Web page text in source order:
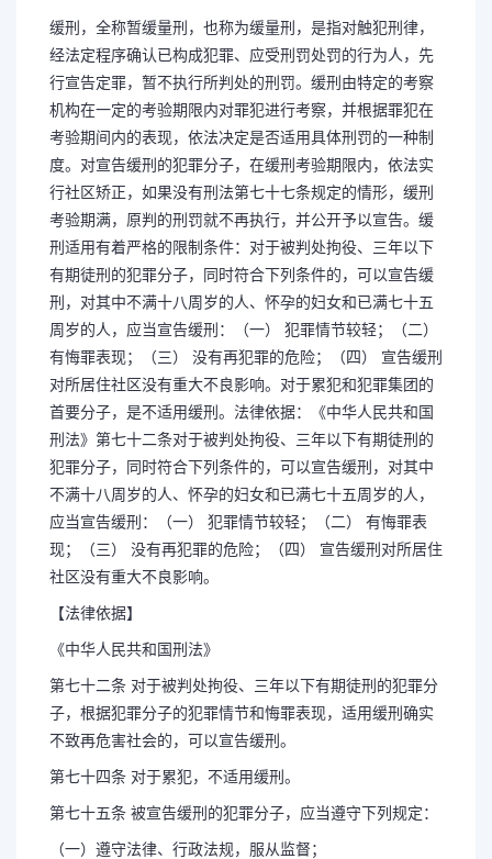
缓刑，全称暂缓量刑，也称为缓量刑，是指对触犯刑律，
经法定程序确认已构成犯罪、应受刑罚处罚的行为人，先
行宣告定罪，暂不执行所判处的刑罚。缓刑由特定的考察
机构在一定的考验期限内对罪犯进行考察，并根据罪犯在
考验期间内的表现，依法决定是否适用具体刑罚的一种制
度。对宣告缓刑的犯罪分子，在缓刑考验期限内，依法实
行社区矫正，如果没有刑法第七十七条规定的情形，缓刑
考验期满，原判的刑罚就不再执行，并公开予以宣告。缓
刑适用有着严格的限制条件：对于被判处拘役、三年以下
有期徒刑的犯罪分子，同时符合下列条件的，可以宣告缓
刑，对其中不满十八周岁的人、怀孕的妇女和已满七十五
周岁的人，应当宣告缓刑：（一） 犯罪情节较轻；（二）
有悔罪表现；（三） 没有再犯罪的危险；（四） 宣告缓刑
对所居住社区没有重大不良影响。对于累犯和犯罪集团的
首要分子，是不适用缓刑。法律依据：《中华人民共和国
刑法》第七十二条对于被判处拘役、三年以下有期徒刑的
犯罪分子，同时符合下列条件的，可以宣告缓刑，对其中
不满十八周岁的人、怀孕的妇女和已满七十五周岁的人，
应当宣告缓刑：（一） 犯罪情节较轻；（二） 有悔罪表
现；（三） 没有再犯罪的危险；（四） 宣告缓刑对所居住
社区没有重大不良影响。
【法律依据】
《中华人民共和国刑法》
第七十二条 对于被判处拘役、三年以下有期徒刑的犯罪分
子，根据犯罪分子的犯罪情节和悔罪表现，适用缓刑确实
不致再危害社会的，可以宣告缓刑。
第七十四条 对于累犯，不适用缓刑。
第七十五条 被宣告缓刑的犯罪分子，应当遵守下列规定：
（一）遵守法律、行政法规，服从监督；